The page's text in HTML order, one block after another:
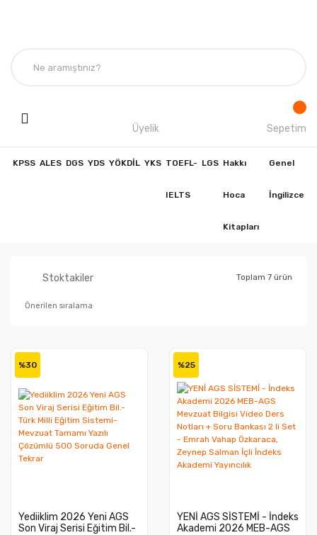
Üyelik Sepetim
KPSS ALES DGS YDS YÖKDİL YKS TOEFL-
IELTS
LGS Hakkı
Hoca
Kitapları
Genel
İngilizce
Stoktakiler Toplam 7 ürün
%30
Yediiklim 2026 Yeni AGS
Son Viraj Serisi Eğitim Bil.-
%25
YENİ AGS SİSTEMİ - İndeks
Akademi 2026 MEB-AGS